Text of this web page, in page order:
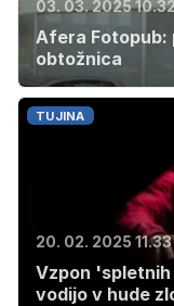
03. 03. 2025
Afera Fotopub:
obtožnica
TUJINA
20. 02. 2025 11.33
Vzpon
vodijo v hude